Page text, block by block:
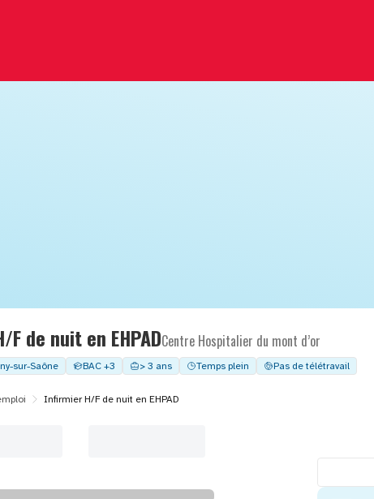
de nuit en EHPADCentre Hospitalier du mont d’or
sur-Saône BAC +3 > 3 ans Temps plein Pas de télétravail
Infirmier H/F de nuit en EHPAD